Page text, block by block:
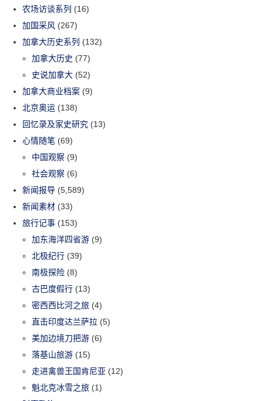
农场访谈系列 (16)
加国采风 (267)
加拿大历史系列 (132)
加拿大历史 (77)
史说加拿大 (52)
加拿大商业档案 (9)
北京奥运 (138)
回忆录及家史研究 (13)
心情随笔 (69)
中国观察 (9)
社会观察 (6)
新闻报导 (5,589)
新闻素材 (33)
旅行记事 (153)
加东海洋四省游 (9)
北极纪行 (39)
南极探险 (8)
古巴度假行 (13)
密西西比河之旅 (4)
直击印度达兰萨拉 (5)
美加边境刀把游 (6)
落基山旅游 (15)
走进禽兽王国肯尼亚 (12)
魁北克冰雪之旅 (1)